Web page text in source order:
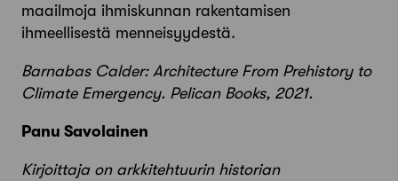
maailmoja ihmiskunnan rakentamisen
ihmeellisestä menneisyydestä.
Barnabas Calder: Architecture From Prehistory to
Climate Emergency. Pelican Books, 2021.
Panu Savolainen
Kirjoittaja on arkkitehtuurin historian